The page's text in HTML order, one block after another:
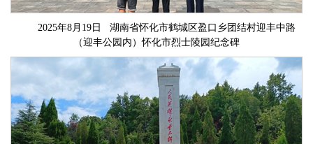
2025年8月19日 湖南省怀化市鹤城区盈口乡团结村迎丰中路
（迎丰公园内）怀化市烈士陵园纪念碑